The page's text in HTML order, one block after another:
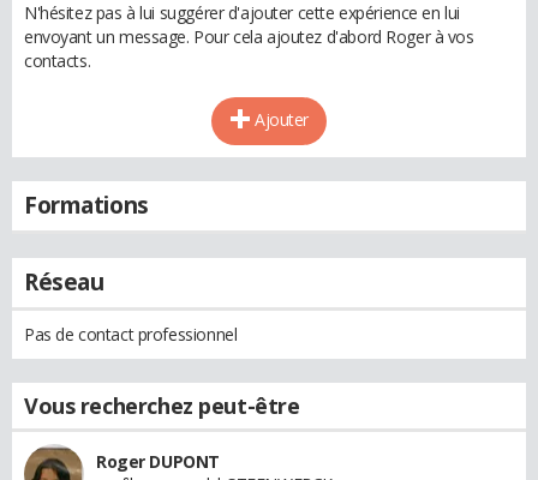
N'hésitez pas à lui suggérer d'ajouter cette expérience en lui
envoyant un message. Pour cela ajoutez d'abord Roger à vos
contacts.
Ajouter
Formations
Réseau
Pas de contact professionnel
Vous recherchez peut-être
Roger DUPONT